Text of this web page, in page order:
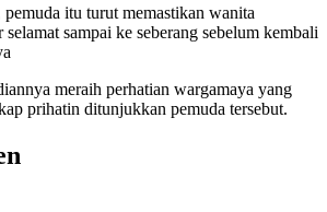
itu turut memastikan wanita
selamat sampai ke seberang sebelum kembali
meraih perhatian wargamaya yang
prihatin ditunjukkan pemuda tersebut.